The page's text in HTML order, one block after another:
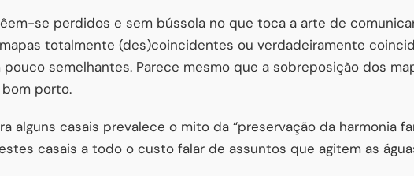
se perdidos e sem bússola no que toca a arte de
totalmente (des)coincidentes ou verdadeiramente
semelhantes. Parece mesmo que a sobreposição dos
porto.
alguns casais prevalece o mito da “preservação da harmonia
casais a todo o custo falar de assuntos que agitem as